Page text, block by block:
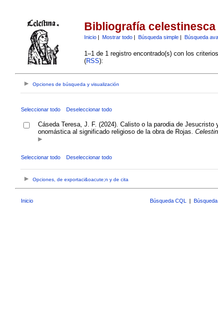
Bibliografía celestinesca
Inicio| Mostrar todo| Búsqueda simple| Búsqueda
1–1 de 1 registro encontrado(s) con los
(RSS):
Opciones de búsqueda y visualización
Seleccionar todo Deseleccionar todo
Cáseda Teresa, J. F. (2024). Calisto o la parodia de
onomástica al significado religioso de la obra de Rojas.
Seleccionar todo Deseleccionar todo
Opciones, de exportaci&oacute;n y de cita
Inicio Búsqueda CQL |